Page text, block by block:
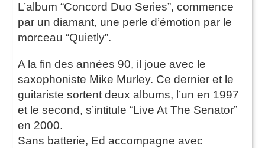
L’album “Concord Duo Series”, commence
par un diamant, une perle d’émotion par le
morceau “Quietly”.
A la fin des années 90, il joue avec le
saxophoniste Mike Murley. Ce dernier et le
guitariste sortent deux albums, l’un en 1997
et le second, s’intitule “Live At The Senator”
en 2000.
Sans batterie, Ed accompagne avec